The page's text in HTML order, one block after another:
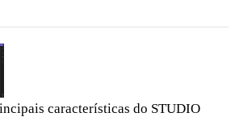
características do STUDIO